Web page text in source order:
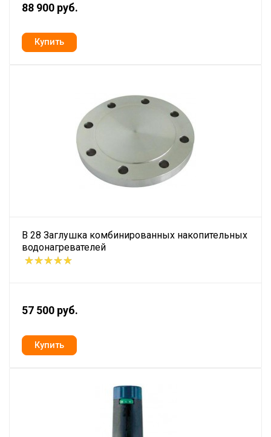
88 900 руб.
B 28 Заглушка комбинированных накопительных
водонагревателей
57 500 руб.